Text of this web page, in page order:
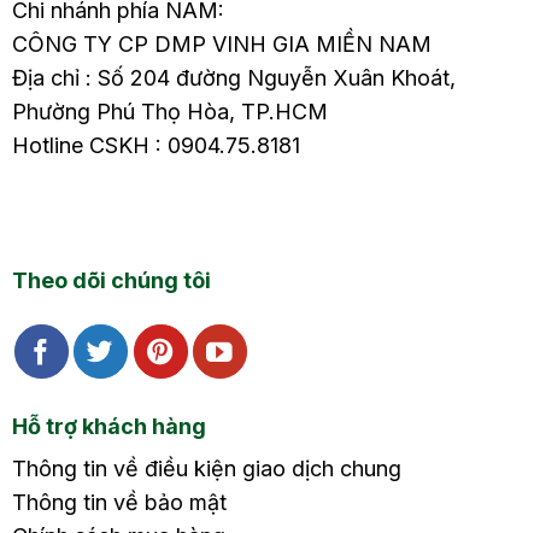
Chi nhánh phía NAM:
CÔNG TY CP DMP VINH GIA MIỀN NAM
Địa chỉ : Số 204 đường Nguyễn Xuân Khoát,
Phường Phú Thọ Hòa, TP.HCM
Hotline CSKH : 0904.75.8181
Theo dõi chúng tôi
Hỗ trợ khách hàng
Thông tin về điều kiện giao dịch chung
Thông tin về bảo mật